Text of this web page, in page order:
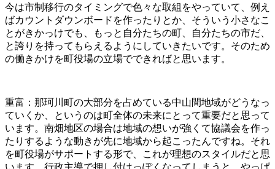
今は市制移行のタイミングで色々な取組をやっていて、例え
ばカウントダウンボードを作ったりとか、そういう小さなこ
とがきかっけでも、もっと自分たちの町、自分たちの市だ、
と誇りを持ってもらえるようにしていきたいです。そのため
の働きかけを町役場の立場でできればと思います。
重富：那珂川町の大部分を占めている中山間地域がどうなっ
ていくか、というのは町全体の未来にとって重要だと思って
います。南畑地区の場合は地域の想いが強くて協議会を作っ
たりするような動きが先に地域から起こったんですね。それ
を町役場がサポートする形で、これが理想のスタイルだと思
います。行政主導で押し付けっぽくなってしまうと、やっぱ